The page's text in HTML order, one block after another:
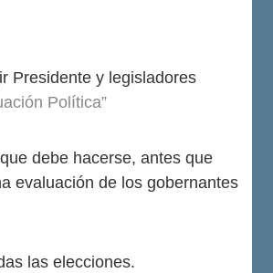
Presidente y legisladores
Política”
debe hacerse, antes que
evaluación de los gobernantes
las elecciones.